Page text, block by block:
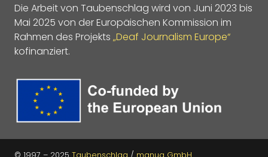
Die Arbeit von Taubenschlag wird von Juni 2023 bis
Mai 2025 von der Europäischen Kommission im
Rahmen des Projekts „Deaf Journalism Europe“
kofinanziert.